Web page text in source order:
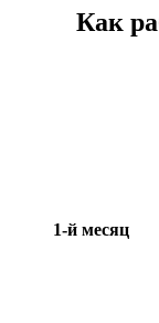
Как
1-й месяц